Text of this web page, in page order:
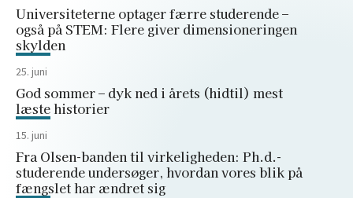
Universiteterne optager færre studerende –
også på STEM: Flere giver dimensioneringen
skylden
25. juni
God sommer – dyk ned i årets (hidtil) mest
læste historier
15. juni
Fra Olsen-banden til virkeligheden: Ph.d.-
studerende undersøger, hvordan vores blik på
fængslet har ændret sig